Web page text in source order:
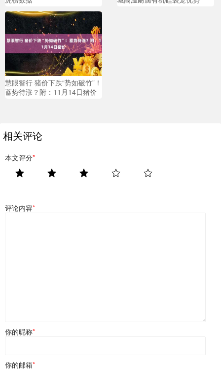
慧眼智行 猪价下跌“势如破竹”！
蓄势待涨？附：11月14日猪价
相关评论
本文评分*
评论内容*
你的昵称*
你的邮箱*